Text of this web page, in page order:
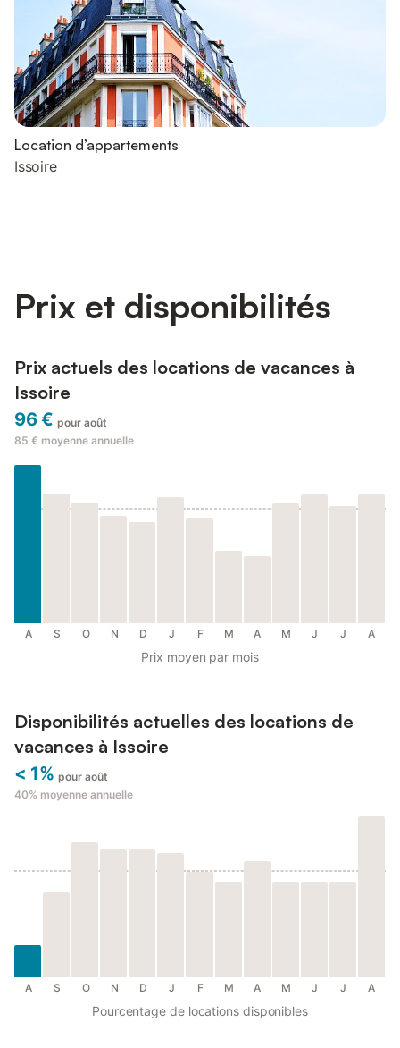
Location d’appartements
Issoire
Prix et disponibilités
Prix actuels des locations de vacances à
Issoire
96 € pour août
85 € moyenne annuelle
A S O N D J F M A M J J A
Prix moyen par mois
Disponibilités actuelles des locations de
vacances à Issoire
< 1% pour août
40% moyenne annuelle
A S O N D J F M A M J J A
Pourcentage de locations disponibles